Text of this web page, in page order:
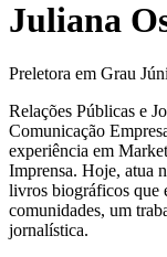
Juliana
Preletora em Grau
Relações Públicas e
Comunicação
experiência em
Imprensa. Hoje, atua
livros biográficos que
comunidades, um
jornalística.